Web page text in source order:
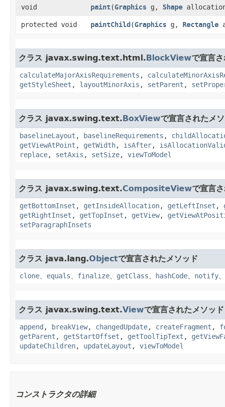
void paint​(Graphics g, Shape
protected void paintChild ​(Graphics g, Rectangle
クラス javax.swing.text.html.BlockViewで宣言
calculateMajorAxisRequirements ,
getStyleSheet , layoutMinorAxis , setParent ,
クラス javax.swing.text.BoxViewで宣言されたメ
baselineLayout , baselineRequirements ,
getViewAtPoint , getWidth, isAfter,
replace, setAxis , setSize, viewToModel
クラス javax.swing.text.CompositeViewで宣言
getBottomInset , getInsideAllocation, getLeftInset ,
getRightInset , getTopInset , getView,
setParagraphInsets
クラス java.lang.Objectで宣言されたメソッド
clone、 equals、 finalize、 getClass、 hashCode、 notify、
クラス javax.swing.text.Viewで宣言されたメソッド
append , breakView, changedUpdate, createFragment ,
getParent , getStartOffset , getToolTipText ,
updateChildren, updateLayout , viewToModel
コンストラクタの詳細